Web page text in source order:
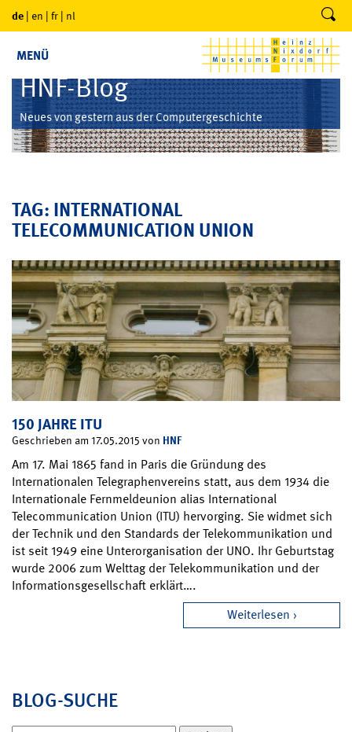
de | en | fr | nl
MENÜ
HNF-Blog
Neues von gestern aus der Computergeschichte
TAG: INTERNATIONAL
TELECOMMUNICATION UNION
150 JAHRE ITU
Geschrieben am 17.05.2015 von HNF
Am 17. Mai 1865 fand in Paris die Gründung des
Internationalen Telegraphenvereins statt, aus dem 1934 die
Internationale Fernmeldeunion alias International
Telecommunication Union (ITU) hervorging. Sie widmet sich
der Technik und den Standards der Telekommunikation und
ist seit 1949 eine Unterorganisation der UNO. Ihr Geburtstag
wurde 2006 zum Welttag der Telekommunikation und der
Informationsgesellschaft erklärt….
Weiterlesen
BLOG-SUCHE